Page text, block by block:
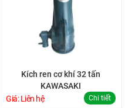
Kích ren cơ khí 32 tấn
KAWASAKI
Giá: Liên hệ
Chi tiết